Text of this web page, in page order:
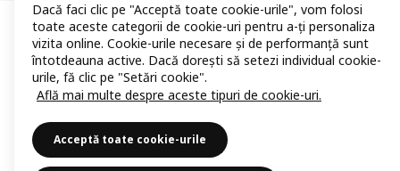
Dacă faci clic pe "Acceptă toate cookie-urile", vom folosi
toate aceste categorii de cookie-uri pentru a-ți personaliza
vizita online. Cookie-urile necesare și de performanță sunt
întotdeauna active. Dacă dorești să setezi individual cookie-
urile, fă clic pe "Setări cookie".
Află mai multe despre aceste tipuri de cookie-uri.
Acceptă toate cookie-urile